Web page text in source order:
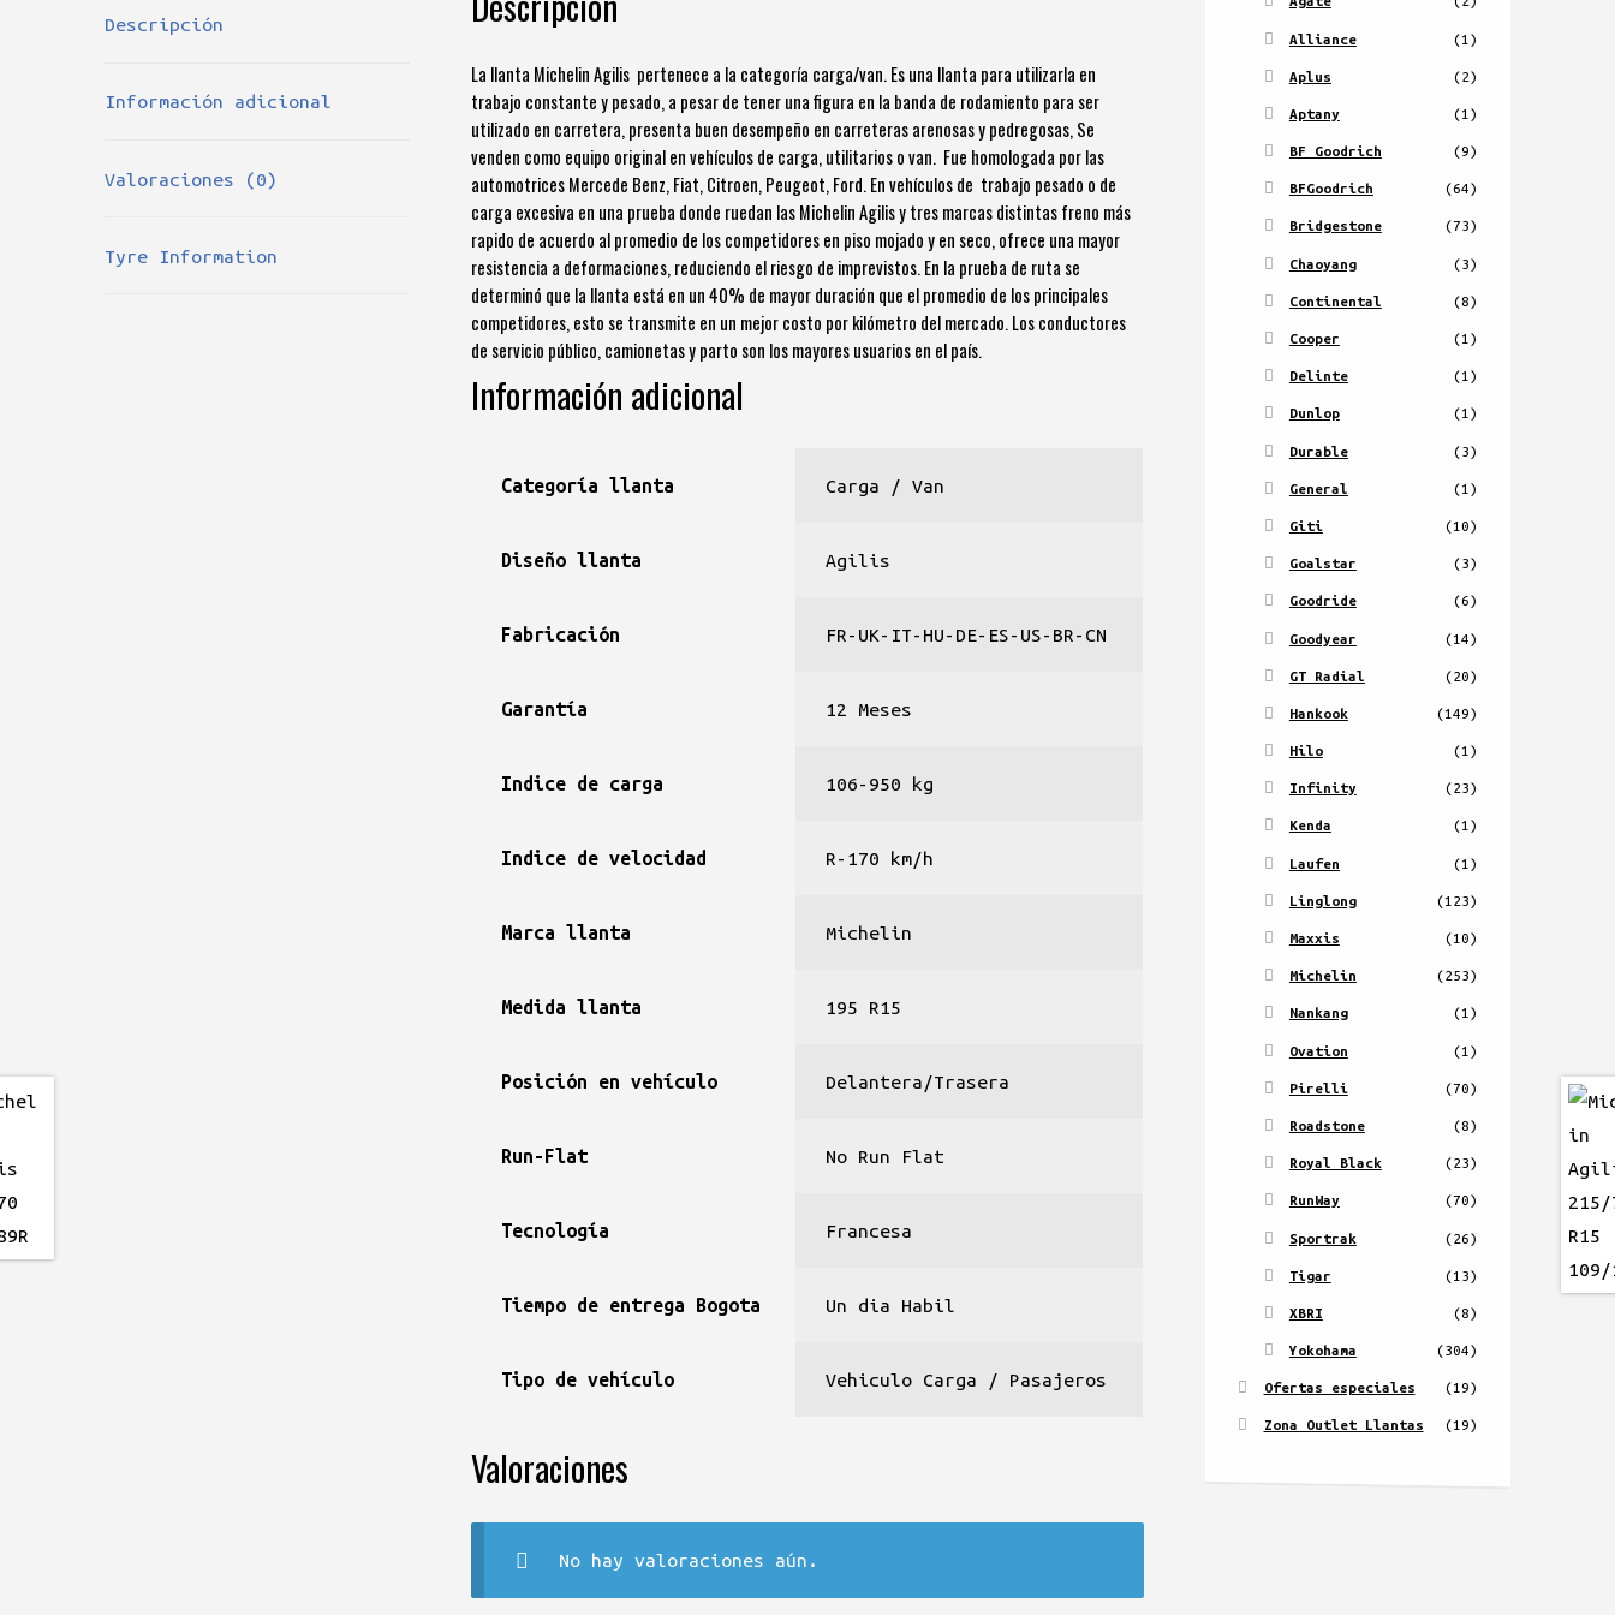
Descripción
Información adicional
Valoraciones (0)
Tyre Information
La llanta Michelin Agilis pertenece a la categoría carga/van. Es una llanta para utilizarla en
trabajo constante y pesado, a pesar de tener una figura en la banda de rodamiento para ser
utilizado en carretera, presenta buen desempeño en carreteras arenosas y pedregosas, Se
venden como equipo original en vehículos de carga, utilitarios o van. Fue homologada por las
automotrices Mercede Benz, Fiat, Citroen, Peugeot, Ford. En vehículos de trabajo pesado o de
carga excesiva en una prueba donde ruedan las Michelin Agilis y tres marcas distintas freno más
rapido de acuerdo al promedio de los competidores en piso mojado y en seco, ofrece una mayor
resistencia a deformaciones, reduciendo el riesgo de imprevistos. En la prueba de ruta se
determinó que la llanta está en un 40% de mayor duración que el promedio de los principales
competidores, esto se transmite en un mejor costo por kilómetro del mercado. Los conductores
de servicio público, camionetas y parto son los mayores usuarios en el país.
Información adicional
Categoría llanta Carga / Van
Diseño llanta Agilis
Fabricación FR-UK-IT-HU-DE-ES-US-BR-CN
Garantía 12 Meses
Indice de carga 106-950 kg
Indice de velocidad R-170 km/h
Marca llanta Michelin
Medida llanta 195 R15
Posición en vehículo Delantera/Trasera
Run-Flat No Run Flat
Tecnología Francesa
Tiempo de entrega Bogota Un dia Habil
Tipo de vehículo Vehiculo Carga / Pasajeros
Valoraciones
No hay valoraciones aún.
Alliance (1)
Aplus (2)
Aptany (1)
BF Goodrich (9)
BFGoodrich (64)
Bridgestone (73)
Chaoyang (3)
Continental (8)
Cooper (1)
Delinte (1)
Dunlop (1)
Durable (3)
General (1)
Giti (10)
Goalstar (3)
Goodride (6)
Goodyear (14)
GT Radial (20)
Hankook (149)
Hilo (1)
Infinity (23)
Kenda (1)
Laufen (1)
Linglong (123)
Maxxis (10)
Michelin (253)
Nankang (1)
Ovation (1)
Pirelli (70)
Roadstone (8)
Royal Black (23)
RunWay (70)
Sportrak (26)
Tigar (13)
XBRI (8)
Yokohama (304)
Ofertas especiales (19)
Zona Outlet Llantas (19)